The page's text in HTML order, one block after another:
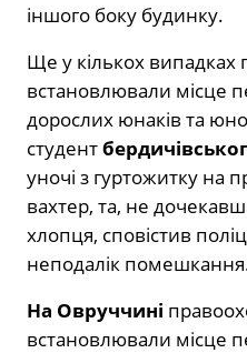
іншого боку будинку.
Ще у кількох випадках
встановлювали місце
дорослих юнаків та
студент
уночі з гуртожитку на
вахтер, та, не
хлопця, сповістив
неподалік
На Овруччині
встановлювали місце